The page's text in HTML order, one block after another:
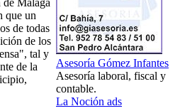
Asesoría Gómez Infantes
Asesoría laboral, fiscal y
contable.
La Noción ads
Málaga
que un
de todas
de los
tal y
de la